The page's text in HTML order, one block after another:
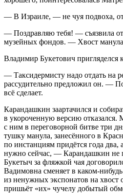
— В Израиле, — не чуя подвоха,
— Поздравляю тебя! — съязвила
музейных фондов. — Хвост
Владимир Букетович пригляделся
— Таксидермисту надо отдать на
рассудительно предложил он. —
всё сделает.
Карандашкин заартачился и
в укороченную версию отказался.
с ним в переговорной битве три
тушку манула, занесённого в
по инстанциям придётся года два,
нужно сейчас, — Карандашкин не
Букетыч за фляжкой чая
Вадимовна сменяет в каком-
из ненужных экспонатов на
пришьёт «их» чучелу добытый